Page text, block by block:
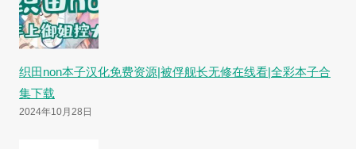
织田non本子汉化免费资源|被俘舰长无修在线看|全彩本子合
集下载
2024年10月28日